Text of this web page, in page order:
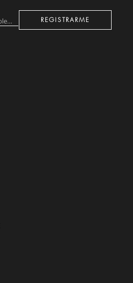
johnsmith@example.com REGISTRARME